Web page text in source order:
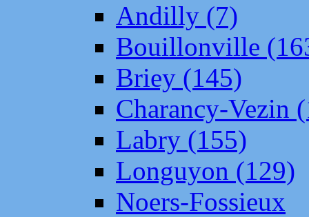
Andilly (7)
Bouillonville
Briey (145)
Charancy-Vezin
Labry (155)
Longuyon (129)
Noers-Fossieux